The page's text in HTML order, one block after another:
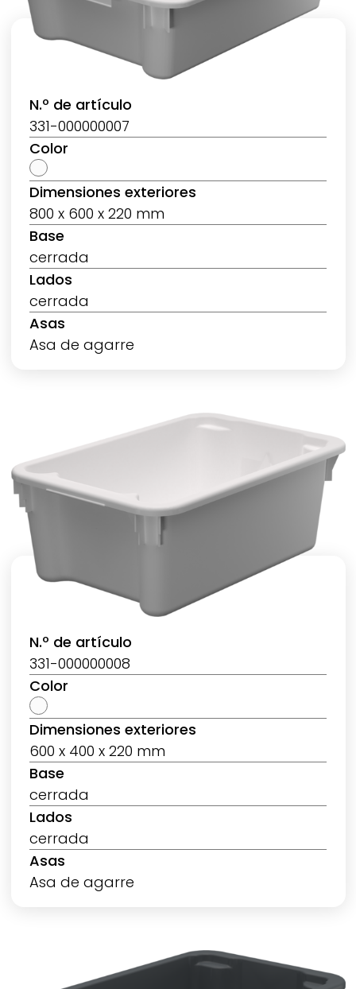
N.º de artículo
331-000000007
Color
Dimensiones exteriores
800 x 600 x 220 mm
Base
cerrada
Lados
cerrada
Asas
Asa de agarre
N.º de artículo
331-000000008
Color
Dimensiones exteriores
600 x 400 x 220 mm
Base
cerrada
Lados
cerrada
Asas
Asa de agarre